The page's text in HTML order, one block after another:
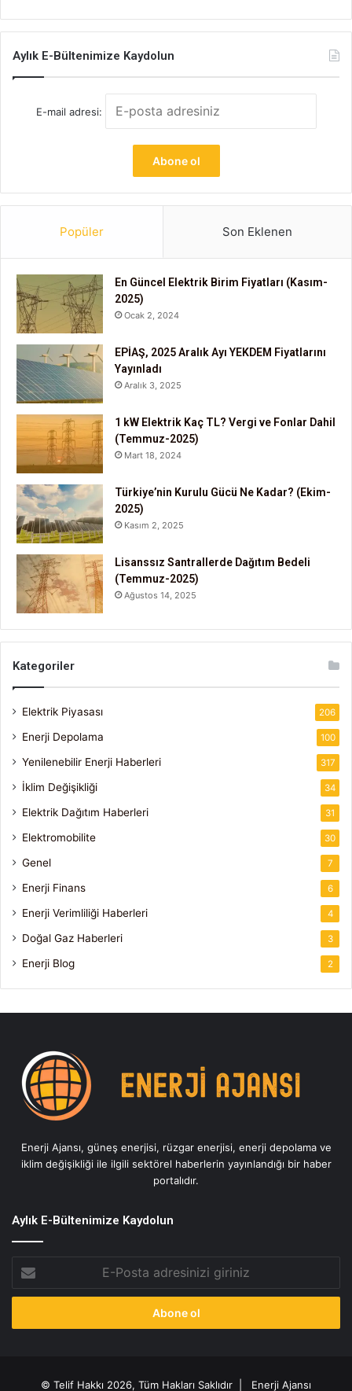
Aylık E-Bültenimize Kaydolun
E-mail adresi:
Popüler Son Eklenen
En Güncel Elektrik Birim Fiyatları (Kasım-
2025)
Ocak 2, 2024
EPİAŞ, 2025 Aralık Ayı YEKDEM Fiyatlarını
Yayınladı
Aralık 3, 2025
1 kW Elektrik Kaç TL? Vergi ve Fonlar Dahil
(Temmuz-2025)
Mart 18, 2024
Türkiye’nin Kurulu Gücü Ne Kadar? (Ekim-
2025)
Kasım 2, 2025
Lisanssız Santrallerde Dağıtım Bedeli
(Temmuz-2025)
Ağustos 14, 2025
Kategoriler
Elektrik Piyasası 206
Enerji Depolama 100
Yenilenebilir Enerji Haberleri 317
İklim Değişikliği 34
Elektrik Dağıtım Haberleri 31
Elektromobilite 30
Genel 7
Enerji Finans 6
Enerji Verimliliği Haberleri 4
Doğal Gaz Haberleri 3
Enerji Blog 2
Enerji Ajansı, güneş enerjisi, rüzgar enerjisi, enerji depolama ve
iklim değişikliği ile ilgili sektörel haberlerin yayınlandığı bir haber
portalıdır.
Aylık E-Bültenimize Kaydolun
Posta
adresinizi
© Telif Hakkı 2026, Tüm Hakları Saklıdır | Enerji Ajansı